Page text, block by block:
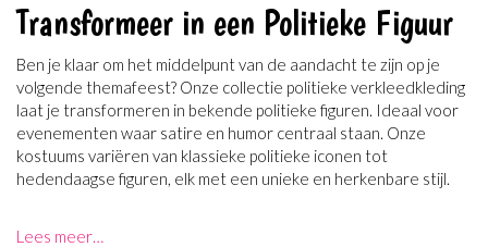
Transformeer in een Politieke Figuur
Ben je klaar om het middelpunt van de aandacht te zijn op je
volgende themafeest? Onze collectie politieke verkleedkleding
laat je transformeren in bekende politieke figuren. Ideaal voor
evenementen waar satire en humor centraal staan. Onze
kostuums variëren van klassieke politieke iconen tot
hedendaagse figuren, elk met een unieke en herkenbare stijl.
Lees meer…